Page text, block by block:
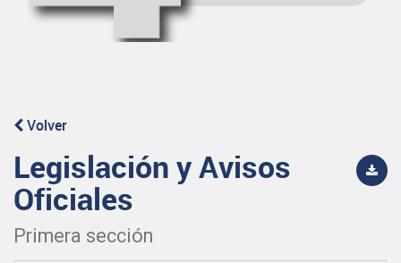
Volver
Legislación y Avisos
Oficiales
Primera sección